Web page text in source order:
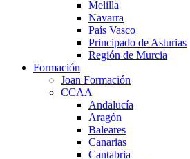
Melilla
Navarra
País Vasco
Principado de Asturias
Región de Murcia
Formación
Joan Formación
CCAA
Andalucía
Aragón
Baleares
Canarias
Cantabria